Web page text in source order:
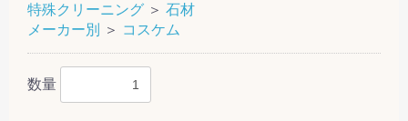
特殊クリーニング ＞ 石材
メーカー別
＞ コスケム
数量